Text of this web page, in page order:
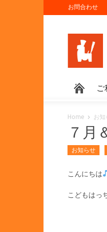
お問合わせ
ご
Home お知
７月
お知らせ
こんにちは
こどもはっ